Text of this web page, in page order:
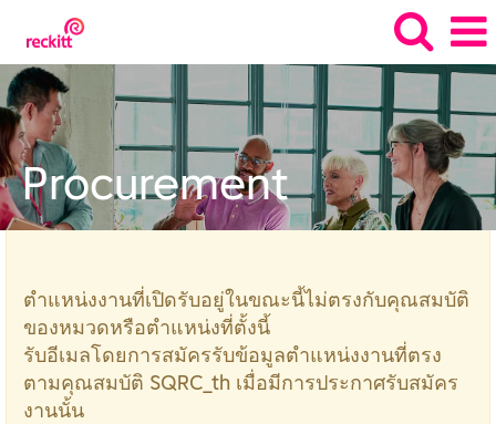
SQRC_th
Procurement
ตำแหน่งงานที่เปิดรับอยู่ในขณะนี้ไม่ตรงกับคุณสมบัติ
ของหมวดหรือตำแหน่งที่ตั้งนี้
รับอีเมลโดยการสมัครรับข้อมูลตำแหน่งงานที่ตรง
ตามคุณสมบัติ SQRC_th เมื่อมีการประกาศรับสมัคร
งานนั้น